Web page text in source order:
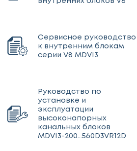
Сервисное руководство
к внутренним блокам
серии V8 MDVI3
Руководство по
установке и
эксплуатации
высоконапорных
канальных блоков
MDVI3-200...560D3VR12D